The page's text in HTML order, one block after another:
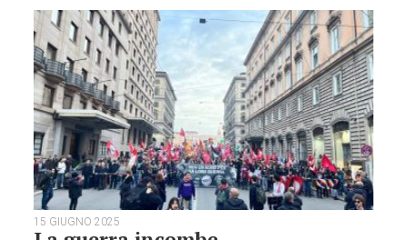
15 GIUGNO 2025